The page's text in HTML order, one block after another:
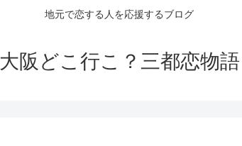
地元で恋する人を応援するブログ
大阪どこ行こ？三都恋物語